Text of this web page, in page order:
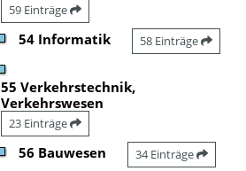
59 Einträge
54 Informatik 58 Einträge
55 Verkehrstechnik,
Verkehrswesen
23 Einträge
56 Bauwesen 34 Einträge